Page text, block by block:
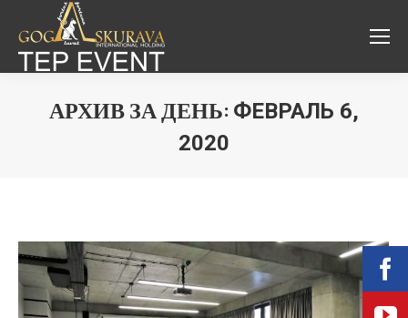
АРХИВ ЗА ДЕНЬ: ФЕВРАЛЬ 6,
2020